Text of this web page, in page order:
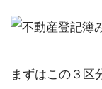
まずはこの３区